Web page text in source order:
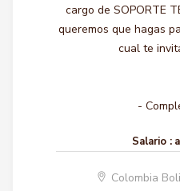
cargo de SOPORTE
queremos que hagas
cual te
-
Salario :
Colombia